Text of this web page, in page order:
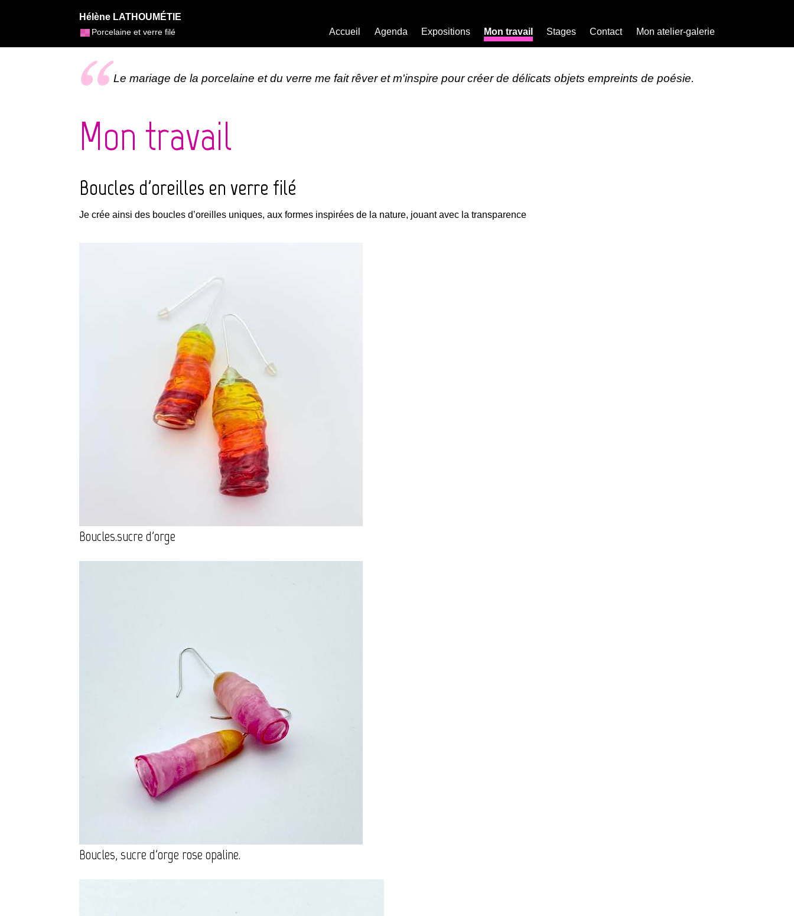
Hélène LATHOUMÉTIE
Porcelaine et verre filé Accueil Agenda Expositions Mon travail Stages Contact Mon atelier-galerie
Le mariage de la porcelaine et du verre me fait rêver et m'inspire pour créer de délicats objets empreints de poésie.
Mon travail
Boucles d'oreilles en verre filé
Je crée ainsi des boucles d’oreilles uniques, aux formes inspirées de la nature, jouant avec la transparence
Boucles.sucre d'orge
Boucles, sucre d'orge rose opaline.